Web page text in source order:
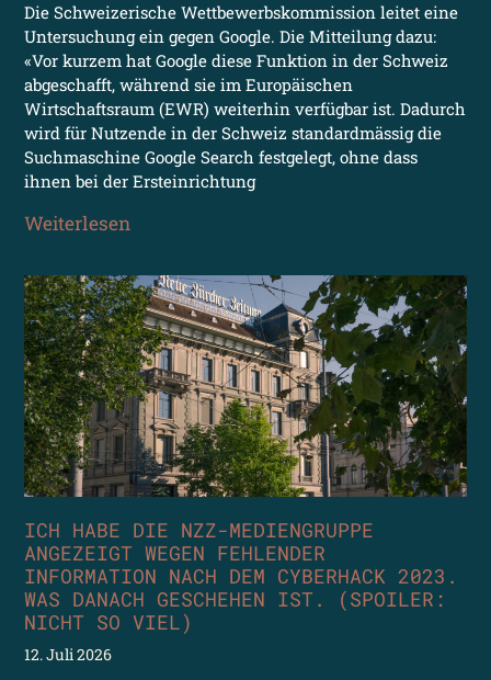
Die Schweizerische Wettbewerbskommission leitet eine
Untersuchung ein gegen Google. Die Mitteilung dazu:
«Vor kurzem hat Google diese Funktion in der Schweiz
abgeschafft, während sie im Europäischen
Wirtschaftsraum (EWR) weiterhin verfügbar ist. Dadurch
wird für Nutzende in der Schweiz standardmässig die
Suchmaschine Google Search festgelegt, ohne dass
ihnen bei der Ersteinrichtung
Weiterlesen
ICH HABE DIE NZZ-MEDIENGRUPPE
ANGEZEIGT WEGEN FEHLENDER
INFORMATION NACH DEM CYBERHACK 2023.
WAS DANACH GESCHEHEN IST. (SPOILER:
NICHT SO VIEL)
12. Juli 2026